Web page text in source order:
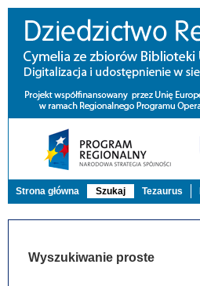
Strona główna Szukaj Tezaurus
Wyszukiwanie proste